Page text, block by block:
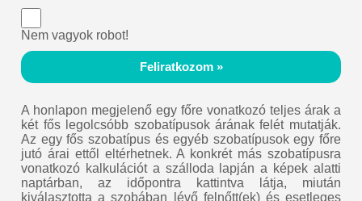
Nem vagyok robot!
Feliratkozom »
A honlapon megjelenő egy főre vonatkozó teljes árak a
két fős legolcsóbb szobatípusok árának felét mutatják.
Az egy fős szobatípus és egyéb szobatípusok egy főre
jutó árai ettől eltérhetnek. A konkrét más szobatípusra
vonatkozó kalkulációt a szálloda lapján a képek alatti
naptárban, az időpontra kattintva látja, miután
kiválasztotta a szobában lévő felnőtt(ek) és esetleges